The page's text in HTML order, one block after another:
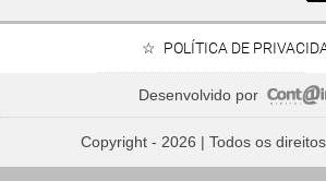
Relembre os amores - e affairs - de
POLÍTICA DE
Desenvolvido por
Copyright - 2026 | Todos os